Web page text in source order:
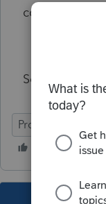
corriger la
Soyez vigilant
ProFile (Canada)